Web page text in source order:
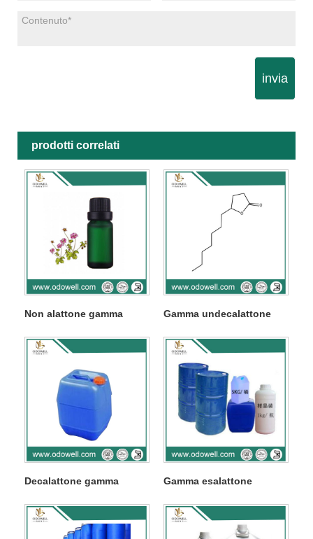
invia
prodotti correlati
Non alattone gamma Gamma undecalattone
Decalattone gamma Gamma esalattone